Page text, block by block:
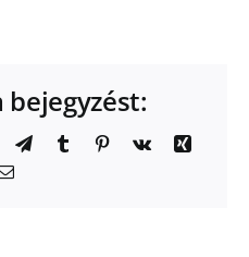
bejegyzést:
WhatsApp
TelegramTumblr Pinterest
Vk
Xing
Email: